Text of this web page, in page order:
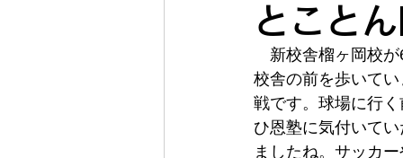
とこと
新校舎榴ヶ岡校が
校舎の前を歩いて
戦です。球場に行
ひ恩塾に気付いて
ましたね。サッカ